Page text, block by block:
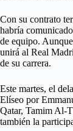
Con su contrato
habría
de equipo.
unirá al Real
de su carrera.
Este martes, el
Elíseo por
Qatar, Tamim Al-
también la